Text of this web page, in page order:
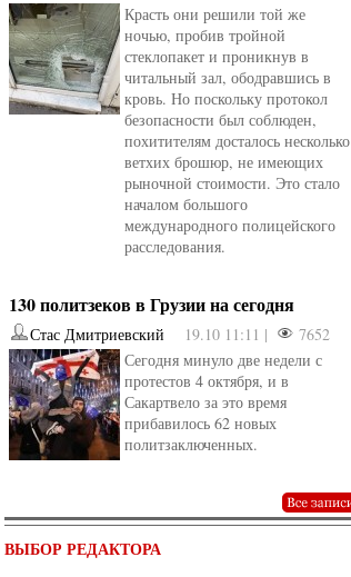
от Ирина Иновели от kotyaravesel
Красть они решили той же
ночью, пробив тройной
стеклопакет и проникнув в
читальный зал, ободравшись в
кровь. Но поскольку протокол
безопасности был соблюден,
похитителям досталось несколько
ветхих брошюр, не имеющих
рыночной стоимости. Это стало
началом большого
международного полицейского
расследования.
130 политзеков в Грузии на сегодня
Стас Дмитриевский 19.10 11:11 |
7652
Сегодня минуло две недели с
протестов 4 октября, и в
Сакартвело за это время
прибавилось 62 новых
политзаключенных.
ВЫБОР РЕДАКТОРА